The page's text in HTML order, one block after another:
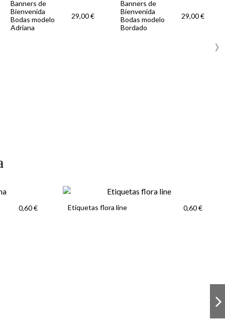
Banners de
Bienvenida
Bodas modelo
Adriana
29,00 €
Banners de
Bienvenida
Bodas modelo
Bordado
29,00 €
›
0,60 € Etiquetas flora line 0,60 €